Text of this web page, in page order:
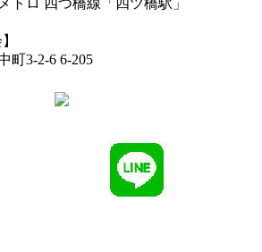
トロ 四つ橋線「四ツ橋駅」
町3-2-6 6-205